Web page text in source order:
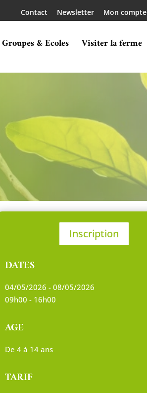
Contact Newsletter Mon compte
Groupes & Ecoles Visiter la ferme
Inscription
DATES
04/05/2026 - 08/05/2026
09h00 - 16h00
AGE
De 4 à 14 ans
TARIF